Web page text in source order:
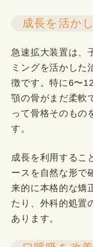
成長を活か
急速拡大装置は、
ミングを活かした
徴です。特に6〜
顎の骨がまだ柔軟
って骨格そのもの
す。
成長を利用するこ
ースを自然な形で
来的に本格的な矯
たり、外科的処置
あります。